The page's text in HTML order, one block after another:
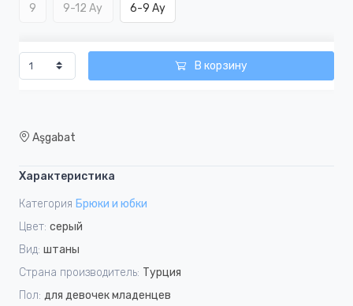
9 9-12 Ay 6-9 Ay
В корзину
Aşgabat
Характеристика
Категория Брюки и юбки
Цвет: серый
Вид: штаны
Страна производитель: Турция
Пол: для девочек младенцев